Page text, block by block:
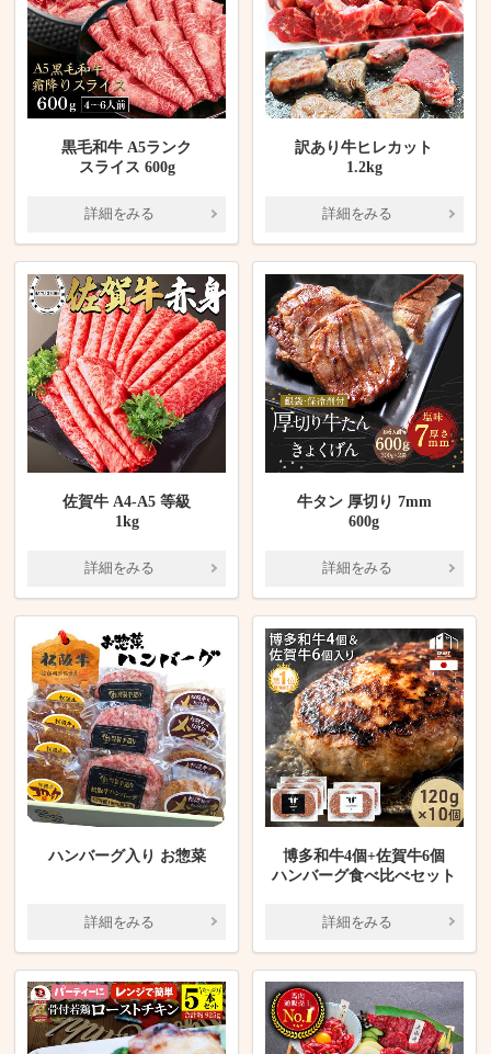
黒毛和牛 A5ランク
スライス 600g
詳細をみる
訳あり牛ヒレカット
1.2kg
詳細をみる
佐賀牛 A4-A5 等級
1kg
詳細をみる
牛タン 厚切り 7mm
600g
詳細をみる
ハンバーグ入り お惣菜
詳細をみる
博多和牛4個+佐賀牛6個
ハンバーグ食べ比べセット
詳細をみる